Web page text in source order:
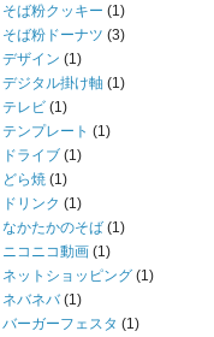
そば粉クッキー (1)
そば粉ドーナツ (3)
デザイン (1)
デジタル掛け軸 (1)
テレビ (1)
テンプレート (1)
ドライブ (1)
どら焼 (1)
ドリンク (1)
なかたかのそば (1)
ニコニコ動画 (1)
ネットショッピング (1)
ネバネバ (1)
バーガーフェスタ (1)